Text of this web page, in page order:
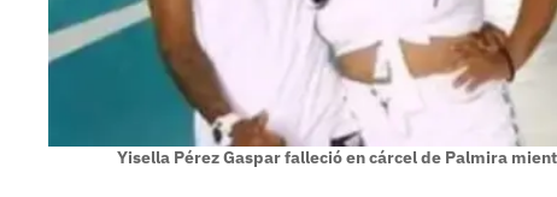
Yisella Pérez Gaspar falleció en cárcel de Palmira